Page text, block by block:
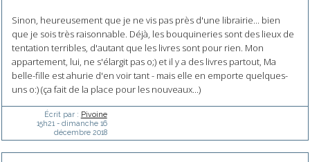
Sinon, heureusement que je ne vis pas près d'une librairie... bien
que je sois très raisonnable. Déjà, les bouquineries sont des lieux de
tentation terribles, d'autant que les livres sont pour rien. Mon
appartement, lui, ne s'élargit pas o;) et il y a des livres partout, Ma
belle-fille est ahurie d'en voir tant - mais elle en emporte quelques-
uns o:) (ça fait de la place pour les nouveaux...)
Écrit par : Pivoine
15h21 - dimanche 16
décembre 2018